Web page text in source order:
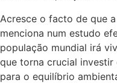
Acresce o facto de que
menciona num estudo
população mundial irá
que torna crucial investir
para o equilíbrio